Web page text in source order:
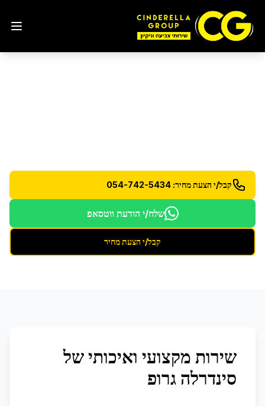
קבל/י הצעת מחיר: 054-742-5434
שלח/י הודעת ווטסאפ
קבל/י הצעת מחיר
שירות מקצועי ואיכותי של
סינדרלה גרופ